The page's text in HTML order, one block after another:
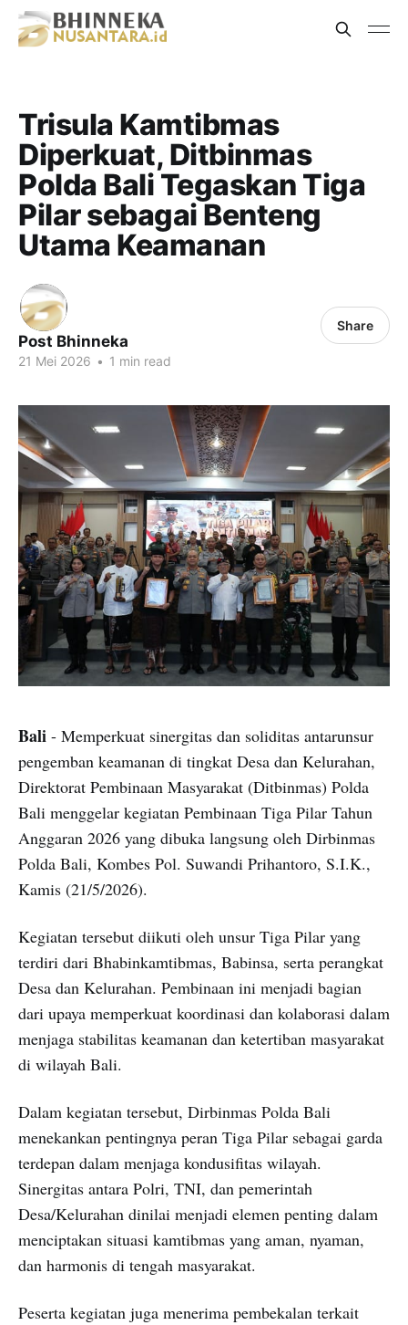
Trisula Kamtibmas
Diperkuat, Ditbinmas
Polda Bali Tegaskan Tiga
Pilar sebagai Benteng
Utama Keamanan
Post Bhinneka
21 Mei 2026 • 1 min read
Share
Bali - Memperkuat sinergitas dan soliditas antarunsur
pengemban keamanan di tingkat Desa dan Kelurahan,
Direktorat Pembinaan Masyarakat (Ditbinmas) Polda
Bali menggelar kegiatan Pembinaan Tiga Pilar Tahun
Anggaran 2026 yang dibuka langsung oleh Dirbinmas
Polda Bali, Kombes Pol. Suwandi Prihantoro, S.I.K.,
Kamis (21/5/2026).
Kegiatan tersebut diikuti oleh unsur Tiga Pilar yang
terdiri dari Bhabinkamtibmas, Babinsa, serta perangkat
Desa dan Kelurahan. Pembinaan ini menjadi bagian
dari upaya memperkuat koordinasi dan kolaborasi dalam
menjaga stabilitas keamanan dan ketertiban masyarakat
di wilayah Bali.
Dalam kegiatan tersebut, Dirbinmas Polda Bali
menekankan pentingnya peran Tiga Pilar sebagai garda
terdepan dalam menjaga kondusifitas wilayah.
Sinergitas antara Polri, TNI, dan pemerintah
Desa/Kelurahan dinilai menjadi elemen penting dalam
menciptakan situasi kamtibmas yang aman, nyaman,
dan harmonis di tengah masyarakat.
Peserta kegiatan juga menerima pembekalan terkait